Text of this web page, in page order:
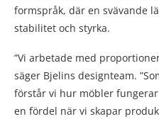
formspråk, där en svävande
stabilitet och styrka.
”Vi arbetade med
säger Bjelins designteam.
förstår vi hur möbler
en fördel när vi skapar